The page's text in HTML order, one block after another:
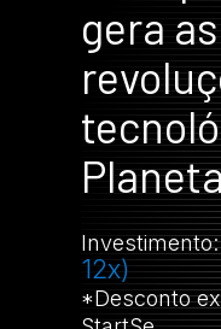
gera
Investimento:
12x)
*Desconto